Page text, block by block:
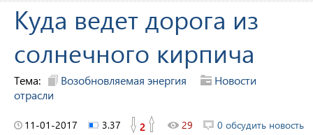
Куда ведет дорога из
солнечного кирпича
Тема: Возобновляемая энергия
Новости
отрасли
11-01-2017 3.37 2 29 0 обсудить новость